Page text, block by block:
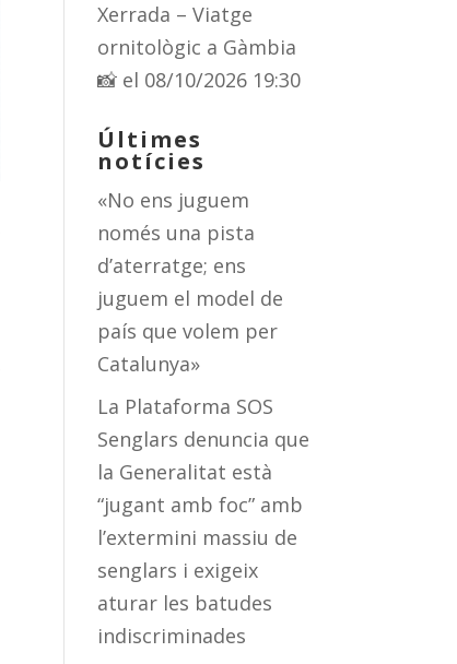
Xerrada – Viatge
ornitològic a Gàmbia
📸 el 08/10/2026 19:30
Últimes
notícies
«No ens juguem
només una pista
d’aterratge; ens
juguem el model de
país que volem per
Catalunya»
La Plataforma SOS
Senglars denuncia que
la Generalitat està
“jugant amb foc” amb
l’extermini massiu de
senglars i exigeix
aturar les batudes
indiscriminades